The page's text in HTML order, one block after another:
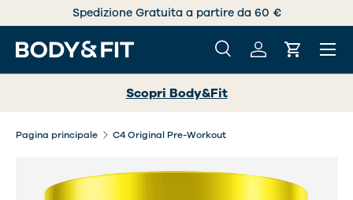
PASSA AI CONTENUTI
Spedizione Gratuita a partire da 60 €
Cerca
CercaAccediCarrello
Menu
Scopri Body&Fit
Pagina principale C4 Original Pre-Workout